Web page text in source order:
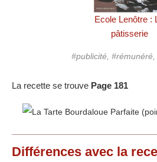
Ecole Lenôtre :
pâtisserie
#publicité, #rémunéré,
La recette se trouve Page 181
Différences avec la